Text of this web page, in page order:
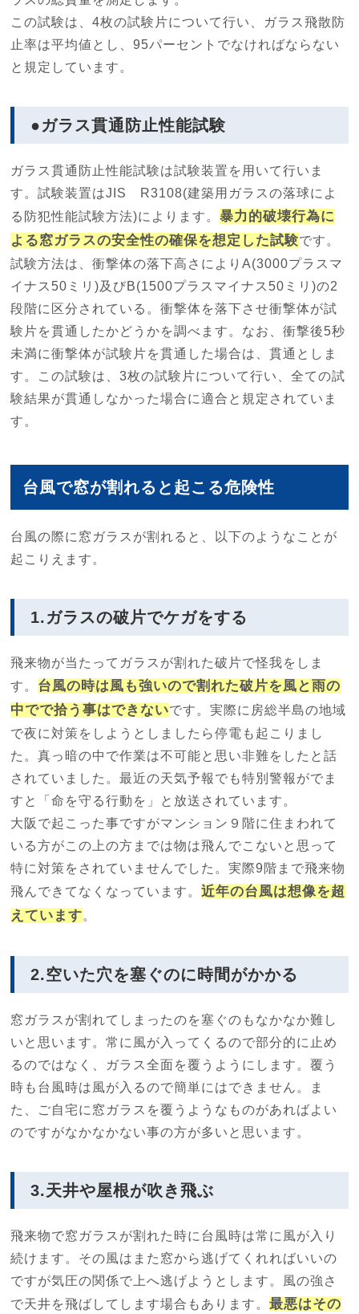
この試験は、4枚の試験片について行い、ガラス飛散防
止率は平均値とし、95パーセントでなければならない
と規定しています。
●ガラス貫通防止性能試験
ガラス貫通防止性能試験は試験装置を用いて行いま
す。試験装置はJIS R3108(建築用ガラスの落球によ
る防犯性能試験方法)によります。暴力的破壊行為に
よる窓ガラスの安全性の確保を想定した試験です。
試験方法は、衝撃体の落下高さによりA(3000プラスマ
イナス50ミリ)及びB(1500プラスマイナス50ミリ)の2
段階に区分されている。衝撃体を落下させ衝撃体が試
験片を貫通したかどうかを調べます。なお、衝撃後5秒
未満に衝撃体が試験片を貫通した場合は、貫通としま
す。この試験は、3枚の試験片について行い、全ての試
験結果が貫通しなかった場合に適合と規定されていま
す。
台風で窓が割れると起こる危険性
台風の際に窓ガラスが割れると、以下のようなことが
起こりえます。
1.ガラスの破片でケガをする
飛来物が当たってガラスが割れた破片で怪我をしま
す。 台風の時は風も強いので割れた破片を風と雨の
中でで拾う事はできないです。実際に房総半島の地域
で夜に対策をしようとしましたら停電も起こりまし
た。真っ暗の中で作業は不可能と思い非難をしたと話
されていました。最近の天気予報でも特別警報がでま
すと「命を守る行動を」と放送されています。
大阪で起こった事ですがマンション９階に住まわれて
いる方がこの上の方までは物は飛んでこないと思って
特に対策をされていませんでした。実際9階まで飛来物
飛んできてなくなっています。近年の台風は想像を超
えています。
2.空いた穴を塞ぐのに時間がかかる
窓ガラスが割れてしまったのを塞ぐのもなかなか難し
いと思います。常に風が入ってくるので部分的に止め
るのではなく、ガラス全面を覆うようにします。覆う
時も台風時は風が入るので簡単にはできません。ま
た、ご自宅に窓ガラスを覆うようなものがあればよい
のですがなかなかない事の方が多いと思います。
3.天井や屋根が吹き飛ぶ
飛来物で窓ガラスが割れた時に台風時は常に風が入り
続けます。その風はまた窓から逃げてくれればいいの
ですが気圧の関係で上へ逃げようとします。風の強さ
で天井を飛ばしてします場合もあります。最悪はその